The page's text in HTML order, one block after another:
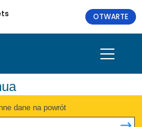
OTWARTE
dane na powrót